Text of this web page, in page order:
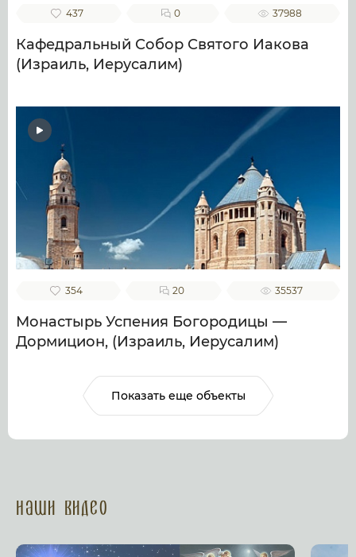
437 0 37988
Кафедральный Собор Святого Иакова
(Израиль, Иерусалим)
354 20 35537
Монастырь Успения Богородицы —
Дормицион, (Израиль, Иерусалим)
Показать еще объекты
Наши Видео